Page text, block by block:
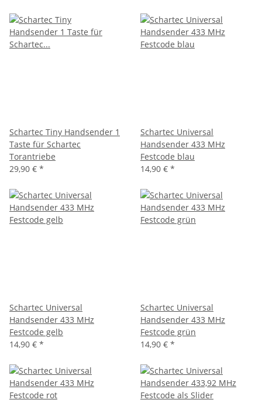
Schartec Tiny Handsender 1
Taste für Schartec
Torantriebe
29,90 € *
Schartec Universal
Handsender 433 MHz
Festcode blau
14,90 € *
Schartec Universal
Handsender 433 MHz
Festcode gelb
14,90 € *
Schartec Universal
Handsender 433 MHz
Festcode grün
14,90 € *